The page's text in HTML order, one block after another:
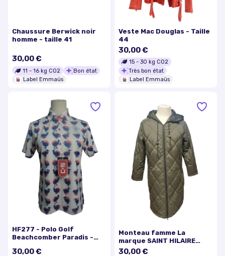
Chaussure Berwick noir
homme - taille 41
30,00 €
11 - 16 kg CO2
Bon état
Label Emmaüs
Veste Mac Douglas - Taille
44
30,00 €
15 - 30 kg CO2
Très bon état
Label Emmaüs
HF277 - Polo Golf
Beachcomber Paradis -
30,00 €
Monteau famme La
marque SAINT HILAIRE
Taille S avec Un Capuche
30,00 €